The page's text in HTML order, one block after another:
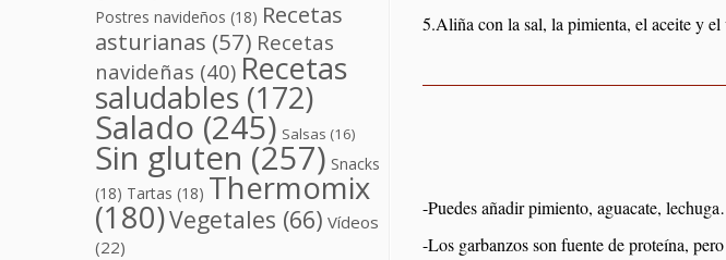
Postres navideños (18) Recetas
asturianas (57) Recetas
navideñas (40) Recetas
saludables (172)
Salado (245) Salsas (16)
Sin gluten (257) Snacks
(18) Tartas (18) Thermomix
(180)Vegetales (66) Vídeos
(22)
5.Aliña con la sal, la pimienta, el aceite y
-Puedes añadir pimiento, aguacate,
-Los garbanzos son fuente de proteína,